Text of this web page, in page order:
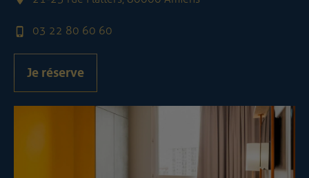
03 22 80 60 60
Je réserve